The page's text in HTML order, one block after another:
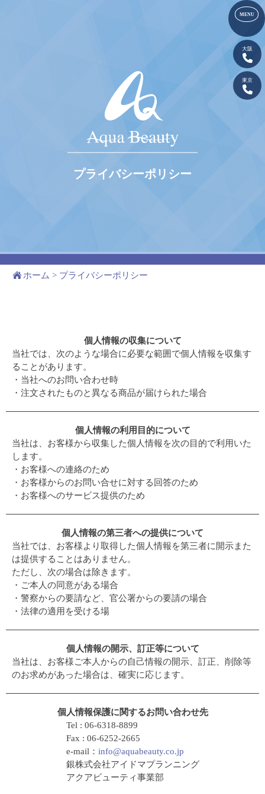
大阪
東京
プライバシーポリシー
ホーム > プライバシーポリシー
個人情報の収集について
当社では、次のような場合に必要な範囲で個人情報を収集す
ることがあります。
・当社へのお問い合わせ時
・注文されたものと異なる商品が届けられた場合
個人情報の利用目的について
当社は、お客様から収集した個人情報を次の目的で利用いた
します。
・お客様への連絡のため
・お客様からのお問い合せに対する回答のため
・お客様へのサービス提供のため
個人情報の第三者への提供について
当社では、お客様より取得した個人情報を第三者に開示また
は提供することはありません。
ただし、次の場合は除きます。
・ご本人の同意がある場合
・警察からの要請など、官公署からの要請の場合
・法律の適用を受ける場
個人情報の開示、訂正等について
当社は、お客様ご本人からの自己情報の開示、訂正、削除等
のお求めがあった場合は、確実に応じます。
個人情報保護に関するお問い合わせ先
Tel : 06-6318-8899
Fax : 06-6252-2665
e-mail： info@aquabeauty.co.jp
銀株式会社アイドマプランニング
アクアビューティ事業部